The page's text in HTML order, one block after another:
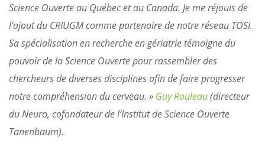
Science Ouverte au Québec et au Canada. Je me réjouis de
l’ajout du CRIUGM comme partenaire de notre réseau TOSI.
Sa spécialisation en recherche en gériatrie témoigne du
pouvoir de la Science Ouverte pour rassembler des
chercheurs de diverses disciplines afin de faire progresser
notre compréhension du cerveau. » Guy Rouleau(directeur
du Neuro, cofondateur de l’Institut de Science Ouverte
Tanenbaum).